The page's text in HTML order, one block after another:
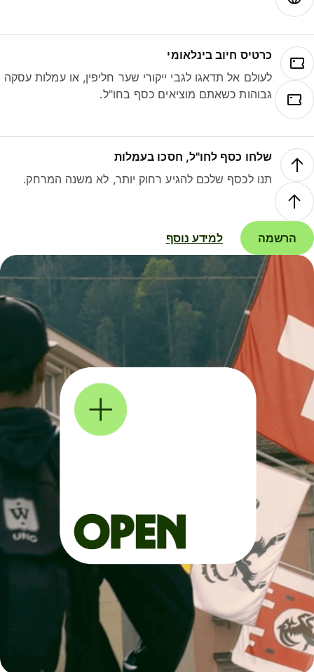
כרטיס חיוב בינלאומי
לעולם אל תדאגו לגבי ייקורי שער חליפין, או עמלות עסקה
גבוהות כשאתם מוציאים כסף בחו"ל.
שלחו כסף לחו"ל, חסכו בעמלות
תנו לכסף שלכם להגיע רחוק יותר, לא משנה המרחק.
הרשמה למידע נוסף